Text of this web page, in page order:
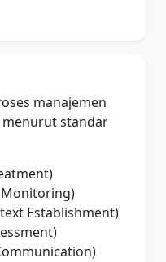
manajemen
standar
Monitoring)
Establishment)